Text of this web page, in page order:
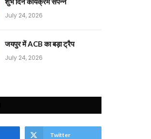
July 24, 2026
जयपुर में ACB का बड़ा ट्रैप
July 24, 2026
Twitter